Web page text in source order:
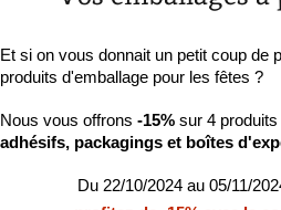
Et si on vous donnait un petit coup de
produits d'emballage pour les fêtes ?
Nous vous offrons -15% sur 4 produits
adhésifs, packagings et boîtes
Du 22/10/2024 au 05/11/